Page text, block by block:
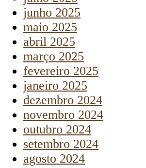
junho 2025
maio 2025
abril 2025
março 2025
fevereiro 2025
janeiro 2025
dezembro 2024
novembro 2024
outubro 2024
setembro 2024
agosto 2024